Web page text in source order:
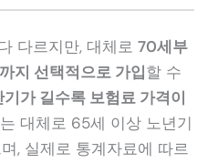
다르지만, 대체로70세부
지 선택적으로 가입할 수
기가 길수록 보험료 가격이
대체로 65세 이상 노년기
, 실제로 통계자료에 따르